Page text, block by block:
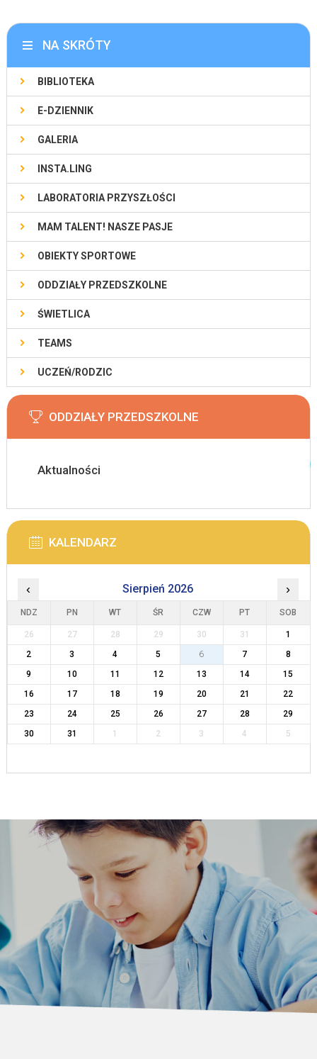
NA SKRÓTY
BIBLIOTEKA
E-DZIENNIK
GALERIA
INSTA.LING
LABORATORIA PRZYSZŁOŚCI
MAM TALENT! NASZE PASJE
OBIEKTY SPORTOWE
ODDZIAŁY PRZEDSZKOLNE
ŚWIETLICA
TEAMS
UCZEŃ/RODZIC
ODDZIAŁY PRZEDSZKOLNE
Aktualności
KALENDARZ
‹ Sierpień 2026 ›
NDZ PN WT ŚR CZW PT SOB
26 27 28 29 30 31
1
2
3 4 5 6 7
8
9
10 11 12 13 14
15
16
17 18 19 20 21
22
23
24 25 26 27 28
29
30
31 1 2 3 4 5